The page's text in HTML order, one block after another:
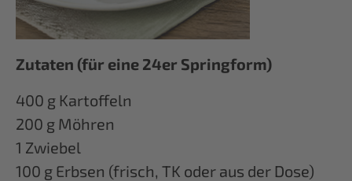
Zutaten (für eine 24er Springform)
400 g Kartoffeln
200 g Möhren
1 Zwiebel
100 g Erbsen (frisch, TK oder aus der Dose)